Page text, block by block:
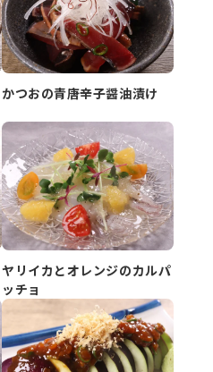
かつおの青唐辛子醤油漬け
ヤリイカとオレンジのカルパ
ッチョ